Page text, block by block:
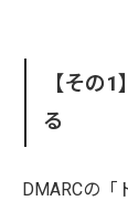
【その
る
DMARCの「